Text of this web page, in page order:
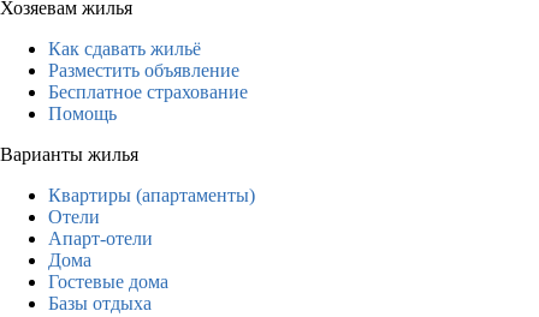
Хозяевам жилья
Как сдавать жильё
Разместить объявление
Бесплатное страхование
Помощь
Варианты жилья
Квартиры (апартаменты)
Отели
Апарт-отели
Дома
Гостевые дома
Базы отдыха